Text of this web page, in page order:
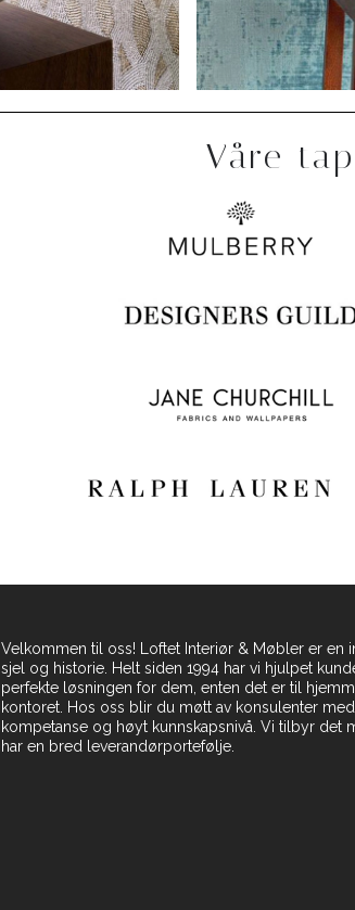
Våre
Velkommen til oss! Loftet Interiør & Møbler er en
sjel og historie. Helt siden 1994 har vi hjulpet
perfekte løsningen for dem, enten det er til
kontoret. Hos oss blir du møtt av konsulenter
kompetanse og høyt kunnskapsnivå. Vi tilbyr det
har en bred leverandørportefølje.